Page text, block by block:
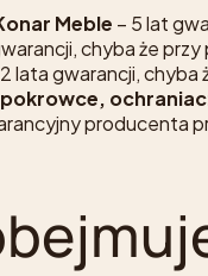
Meble – 5 lat
chyba że
lata gwarancji,
producenta